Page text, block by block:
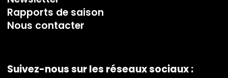
Rapports de saison
Nous contacter
Suivez-nous sur les réseaux sociaux :